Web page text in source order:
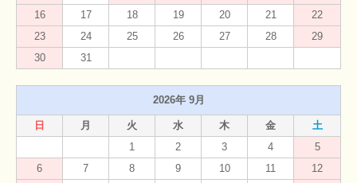
16
17 18 19 20 21
22
23
24 25 26 27 28
29
30
31
2026年 9月
日 月 火 水 木 金
土
1
2 3 4
5
6
7 8 9 10 11
12